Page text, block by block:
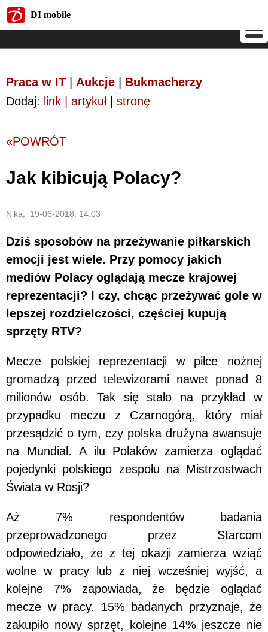
DI mobile
Praca w IT Aukcje
Bukmacherzy
Dodaj: link | artykuł| stronę
«POWRÓT
Jak kibicują Polacy?
Nika, 19-06-2018, 14:03
Dziś sposobów na przeżywanie piłkarskich
emocji jest wiele. Przy pomocy jakich
mediów Polacy oglądają mecze krajowej
reprezentacji? I czy, chcąc przeżywać gole w
lepszej rozdzielczości, częściej kupują
sprzęty RTV?
Mecze polskiej reprezentacji w piłce nożnej
gromadzą przed telewizorami nawet ponad 8
milionów osób. Tak się stało na przykład w
przypadku meczu z Czarnogórą, który miał
przesądzić o tym, czy polska drużyna awansuje
na Mundial. A ilu Polaków zamierza oglądać
pojedynki polskiego zespołu na Mistrzostwach
Świata w Rosji?
Aż 7% respondentów badania
przeprowadzonego przez Starcom
odpowiedziało, że z tej okazji zamierza wziąć
wolne w pracy lub z niej wcześniej wyjść, a
kolejne 7% zapowiada, że będzie oglądać
mecze w pracy. 15% badanych przyznaje, że
zakupiło nowy sprzęt, kolejne 14% jeszcze nie
DI mobile